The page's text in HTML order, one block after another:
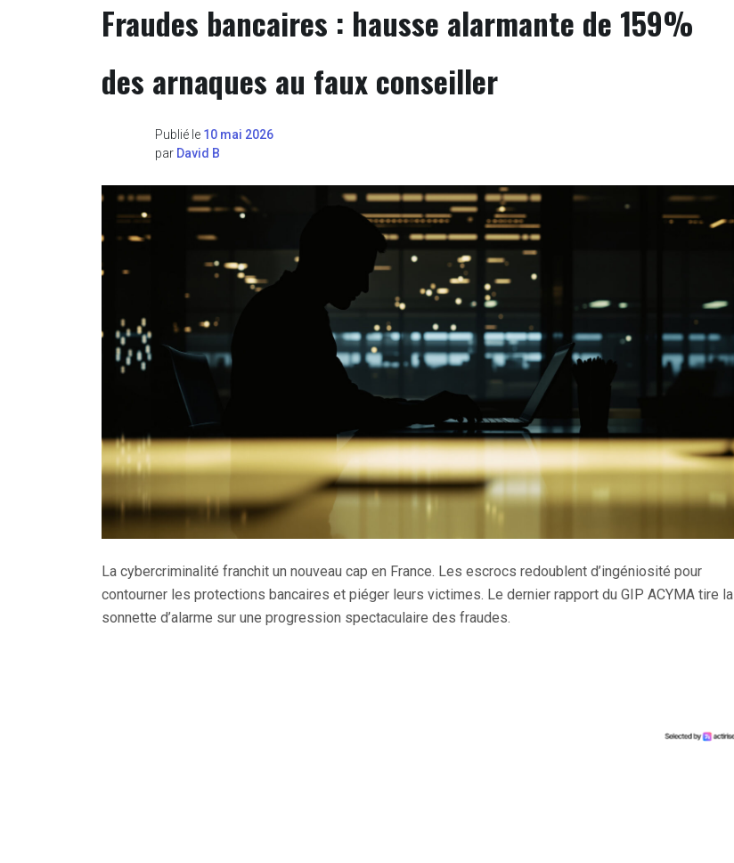
Fraudes bancaires : hausse alarmante de 159%
des arnaques au faux conseiller
Publié le 10 mai 2026
par David B
La cybercriminalité franchit un nouveau cap en France. Les escrocs redoublent d’ingéniosité pour
contourner les protections bancaires et piéger leurs victimes. Le dernier rapport du GIP ACYMA tire la
sonnette d’alarme sur une progression spectaculaire des fraudes.